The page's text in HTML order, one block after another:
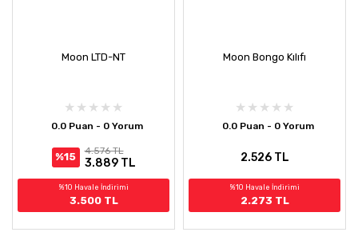
Moon LTD-NT
0.0 Puan - 0 Yorum
%15
4.576 TL
3.889 TL
%10 Havale İndirimi
3.500 TL
Moon Bongo Kılıfı
0.0 Puan - 0 Yorum
2.526 TL
%10 Havale İndirimi
2.273 TL